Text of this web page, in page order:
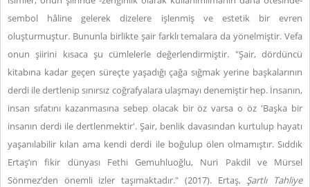
sembol hâline gelerek dizelere işlenmiş ve estetik bir evren
oluşturmuştur. Bununla birlikte şair farklı temalara da yönelmiştir. Vefa
onun şiirini kısaca şu cümlelerle değerlendirmiştir. "Şair, dördüncü
kitabına kadar geçen süreçte yaşadığı çağa sığmak yerine başkalarının
derdi ile dertlenip sınırsız coğrafyalara ulaşmayı denemiştir hep. İnsanın,
insan sıfatını kazanmasına sebep olacak bir öz varsa o öz 'Başka bir
insanın derdi ile dertlenmektir'. Şair, benlik davasından kurtulup hayatı
yaşanılabilir kılan ama kendi derdi ile boğulup ölen olmamıştır. Sıddık
Ertaş’ın fikir dünyası Fethi Gemuhluoğlu, Nuri Pakdil ve Mürsel
Sönmez’den önemli izler taşımaktadır." (2017). Ertaş, Şartlı Tahliye